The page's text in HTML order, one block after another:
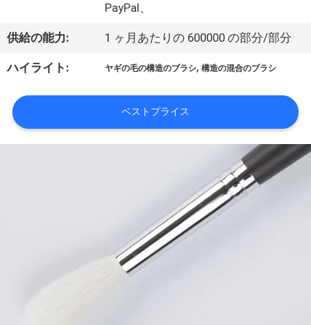
工
旅
行
PayPal、
供給の能力: 1 ヶ月あたりの 600000 の部分/部分
ハイライト: ヤギの毛の構造のブラシ,構造の混合のブラシ
ベストプライス